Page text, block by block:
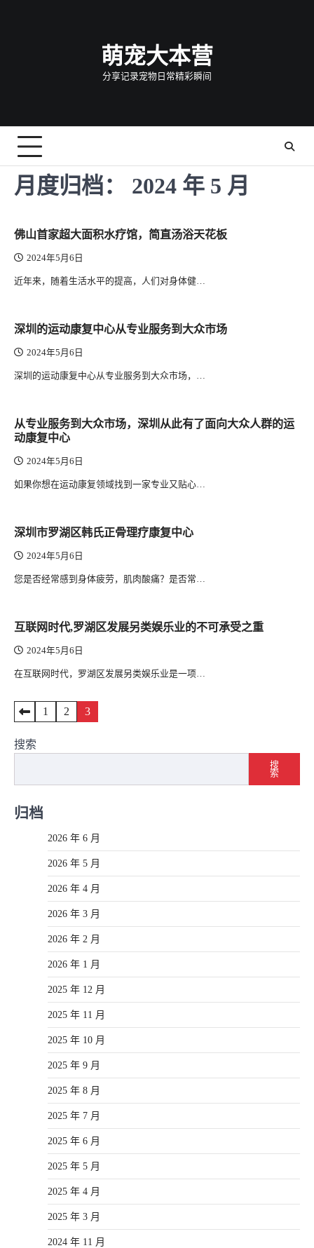
萌宠大本营
分享记录宠物日常精彩瞬间
月度归档： 2024 年 5 月
佛山首家超大面积水疗馆，简直汤浴天花板
2024年5月6日
近年来，随着生活水平的提高，人们对身体健…
深圳的运动康复中心从专业服务到大众市场
2024年5月6日
深圳的运动康复中心从专业服务到大众市场，…
从专业服务到大众市场，深圳从此有了面向大众人群的运
动康复中心
2024年5月6日
如果你想在运动康复领域找到一家专业又贴心…
深圳市罗湖区韩氏正骨理疗康复中心
2024年5月6日
您是否经常感到身体疲劳，肌肉酸痛？是否常…
互联网时代,罗湖区发展另类娱乐业的不可承受之重
2024年5月6日
在互联网时代，罗湖区发展另类娱乐业是一项…
文
导
1 2 3
搜索
搜
索
归档
2026 年 6 月
2026 年 5 月
2026 年 4 月
2026 年 3 月
2026 年 2 月
2026 年 1 月
2025 年 12 月
2025 年 11 月
2025 年 10 月
2025 年 9 月
2025 年 8 月
2025 年 7 月
2025 年 6 月
2025 年 5 月
2025 年 4 月
2025 年 3 月
2024 年 11 月